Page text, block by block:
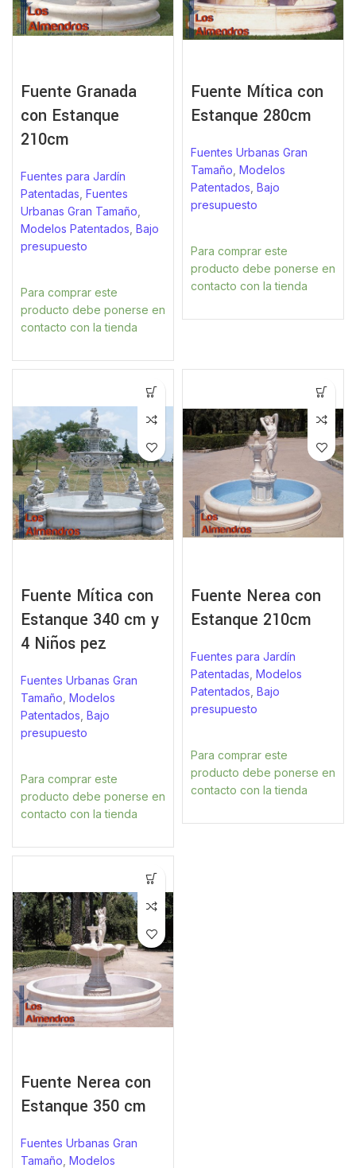
Fuente Granada
con Estanque
210cm
Fuentes para Jardín
Patentadas Fuentes
Urbanas Gran Tamaño
Modelos Patentados Bajo
presupuesto
Para comprar este
producto debe ponerse en
contacto con la tienda
Fuente Mítica con
Estanque 280cm
Fuentes Urbanas Gran
Tamaño Modelos
Patentados Bajo
presupuesto
Para comprar este
producto debe ponerse en
contacto con la tienda
Fuente Mítica con
Estanque 340 cm y
4 Niños pez
Fuentes Urbanas Gran
Tamaño Modelos
Patentados Bajo
presupuesto
Para comprar este
producto debe ponerse en
contacto con la tienda
Fuente Nerea con
Estanque 210cm
Fuentes para Jardín
Patentadas Modelos
Patentados Bajo
presupuesto
Para comprar este
producto debe ponerse en
contacto con la tienda
Fuente Nerea con
Estanque 350 cm
Fuentes Urbanas Gran
Tamaño Modelos